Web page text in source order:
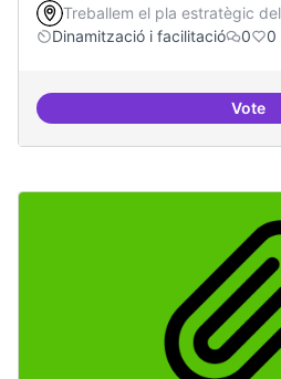
Treballem el pla estratègic
Dinamització i facilitació
0 0
Vote